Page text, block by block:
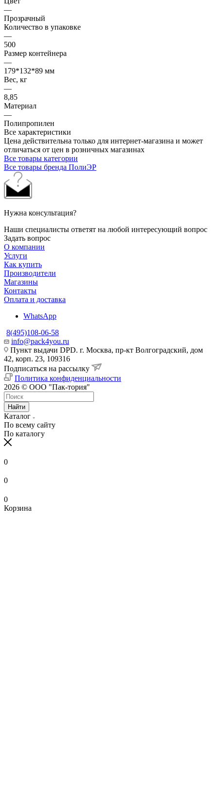
—
Прозрачный
Количество в упаковке
—
500
Размер контейнера
—
179*132*89 мм
Вес, кг
—
8,85
Материал
—
Полипропилен
Все характеристики
Цена действительна только для интернет-магазина и может
отличаться от цен в розничных магазинах
Все товары категории
Все товары бренда ПолиЭР
Нужна консультация?
Наши специалисты ответят на любой интересующий вопрос
Задать вопрос
О компании
Услуги
Как купить
Производители
Магазины
Контакты
Оплата и доставка
WhatsApp
8(495)108-06-58
info@pack4you.ru
Пункт выдачи DPD. г. Москва, пр-кт Волгоградский, дом
42, корп. 23, 109316
Подписаться на рассылку
Политика конфиденциальности
2026 © ООО "Пак-тория"
Найти
Каталог
По всему сайту
По каталогу
0
0
0
Корзина